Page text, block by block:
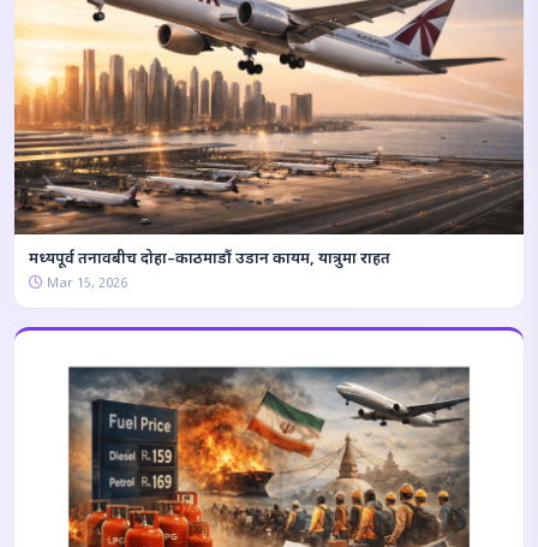
मध्यपूर्व तनावबीच दोहा–काठमाडौं उडान कायम, यात्रुमा राहत
Mar 15, 2026